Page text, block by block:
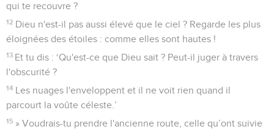
qui te recouvre ?
12 Dieu n'est-il pas aussi élevé que le ciel ? Regarde les plus
éloignées des étoiles : comme elles sont hautes !
13 Et tu dis : ‘Qu'est-ce que Dieu sait ? Peut-il juger à travers
l'obscurité ?
14 Les nuages l'enveloppent et il ne voit rien quand il
parcourt la voûte céleste.’
15 » Voudrais-tu prendre l'ancienne route, celle qu’ont suivie